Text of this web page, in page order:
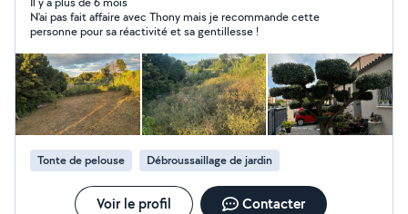
N'ai pas fait affaire avec Thony mais je recommande cette
personne pour sa réactivité et sa gentillesse !
Tonte de pelouse Débroussaillage de jardin
Voir le profil Contacter